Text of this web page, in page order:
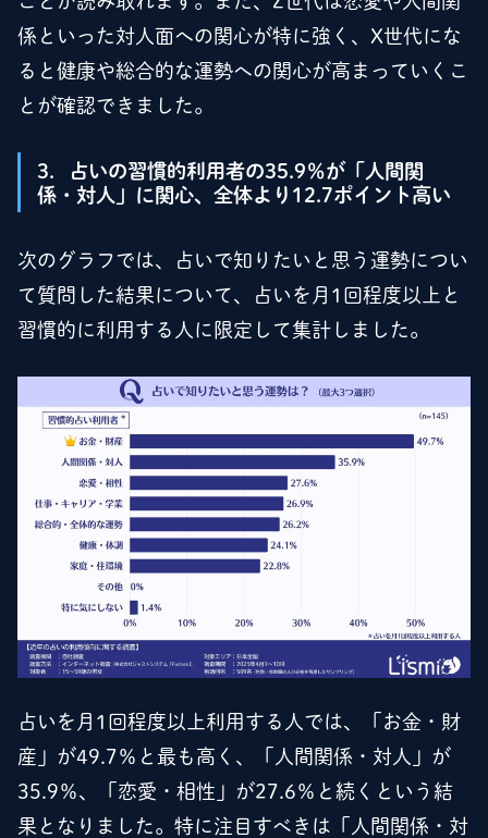
係といった対人面への関心が特に強く、X世代にな
ると健康や総合的な運勢への関心が高まっていくこ
とが確認できました。
3．占いの習慣的利用者の35.9％が「人間関
係・対人」に関心、全体より12.7ポイント高い
次のグラフでは、占いで知りたいと思う運勢につい
て質問した結果について、占いを月1回程度以上と
習慣的に利用する人に限定して集計しました。
占いを月1回程度以上利用する人では、「お金・財
産」が49.7％と最も高く、「人間関係・対人」が
35.9％、「恋愛・相性」が27.6％と続くという結
果となりました。特に注目すべきは「人間関係・対